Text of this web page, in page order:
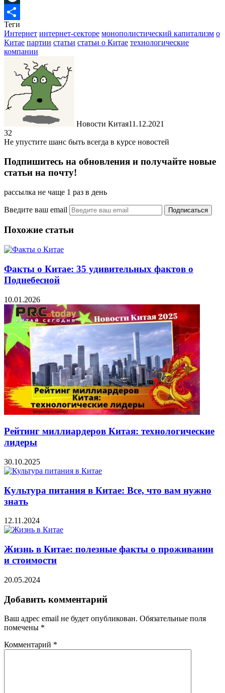
LiveJournal
Отправить
Теги
Интернет интернет-секторе монополистический капитализм о
Китае партии статьи статьи о Китае технологические
компании
Новости Китая11.12.2021
32
Не упустите шанс быть всегда в курсе новостей
Подпишитесь на обновления и получайте новые
статьи на почту!
рассылка не чаще 1 раз в день
Введите ваш email
Похожие статьи
Факты о Китае: 35 удивительных фактов о
Поднебесной
10.01.2026
Рейтинг миллиардеров Китая: технологические
лидеры
30.10.2025
Культура питания в Китае: Все, что вам нужно
знать
12.11.2024
Жизнь в Китае: полезные факты о проживании
и стоимости
20.05.2024
Добавить комментарий
Ваш адрес email не будет опубликован. Обязательные поля
помечены *
Комментарий *